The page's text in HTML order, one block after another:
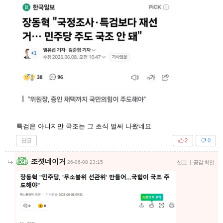
특검은 아니지만 국조는 그 초식 벌써 나왔네요
답글 0
2
조졋네이거 26-06-08 23:15 신고 | 공감 확인